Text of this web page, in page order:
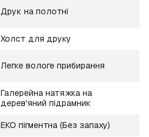
Друк на полотні
Холст для друку
Легке вологе прибирання
Галерейна натяжка на
дерев'яний підрамник
ЕКО пігментна (Без запаху)